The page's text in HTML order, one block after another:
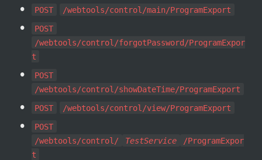
• POST /webtools/control/main/ProgramExport
•
POST
/webtools/control/forgotPassword/ProgramExpor
t
•
POST
/webtools/control/showDateTime/ProgramExport
• POST /webtools/control/view/ProgramExport
•
POST
/webtools/control/
TestService
/ProgramExpor
t